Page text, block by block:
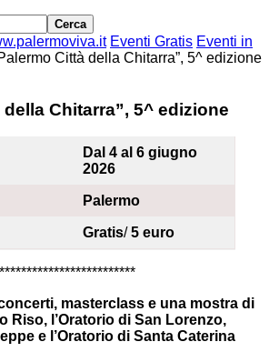
Eventi Gratis Eventi in
Città della Chitarra”, 5^ edizione
della Chitarra”, 5^ edizione
Dal 4 al 6 giugno
2026
Palermo
Gratis/5 euro
masterclass e una mostra di
Riso, l’Oratorio di San Lorenzo,
e l’Oratorio di Santa Caterina